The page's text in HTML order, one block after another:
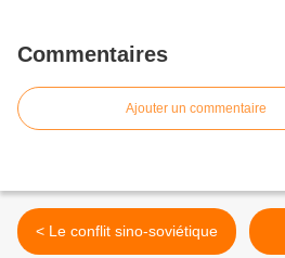
Commentaires
Ajouter un commentaire
< Le conflit sino-soviétique